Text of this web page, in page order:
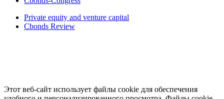
Private equity and venture capital
Cbonds Review
Этот веб-сайт использует файлы cookie для обеспечения